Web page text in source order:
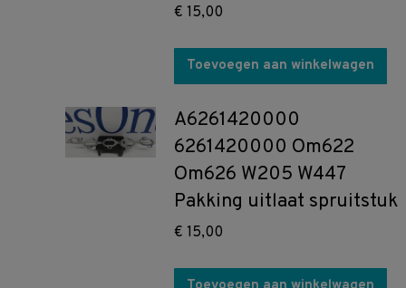
€ 15,00
Toevoegen aan winkelwagen
A6261420000
6261420000 Om622
Om626 W205 W447
Pakking uitlaat spruitstuk
€ 15,00